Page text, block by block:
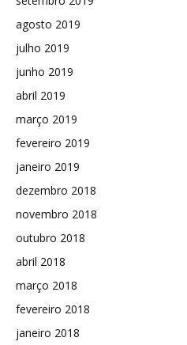
agosto 2019
julho 2019
junho 2019
abril 2019
março 2019
fevereiro 2019
janeiro 2019
dezembro 2018
novembro 2018
outubro 2018
abril 2018
março 2018
fevereiro 2018
janeiro 2018